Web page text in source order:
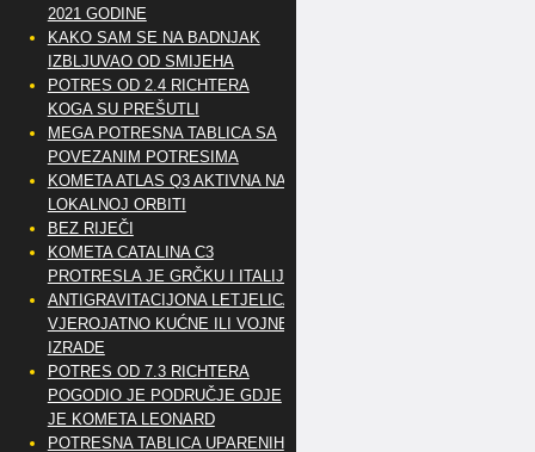
2021 GODINE
KAKO SAM SE NA BADNJAK
IZBLJUVAO OD SMIJEHA
POTRES OD 2.4 RICHTERA
KOGA SU PREŠUTLI
MEGA POTRESNA TABLICA SA
POVEZANIM POTRESIMA
KOMETA ATLAS Q3 AKTIVNA NA
LOKALNOJ ORBITI
BEZ RIJEČI
KOMETA CATALINA C3
PROTRESLA JE GRČKU I ITALIJU
ANTIGRAVITACIJONA LETJELICA
VJEROJATNO KUĆNE ILI VOJNE
IZRADE
POTRES OD 7.3 RICHTERA
POGODIO JE PODRUČJE GDJE
JE KOMETA LEONARD
POTRESNA TABLICA UPARENIH